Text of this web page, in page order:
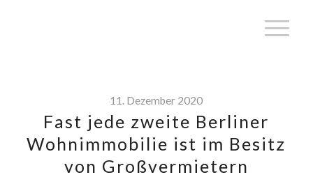
11. Dezember 2020
Fast jede zweite Berliner
Wohnimmobilie ist im Besitz
von Großvermietern